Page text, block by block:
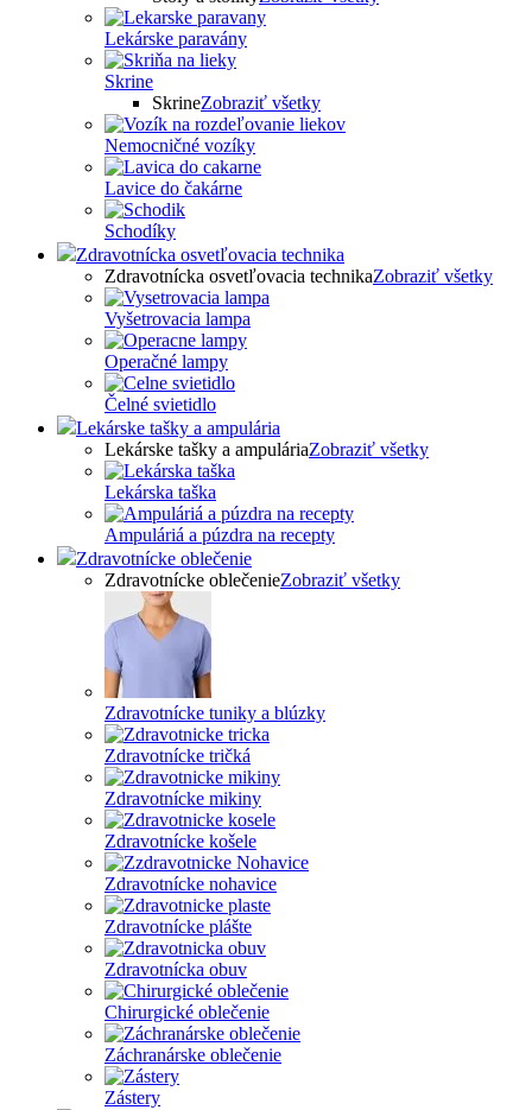
Lekárske paravány
Skrine
SkrineZobraziť všetky
Nemocničné vozíky
Lavice do čakárne
Schodíky
Zdravotnícka osvetľovacia technika
Zdravotnícka osvetľovacia technikaZobraziť všetky
Vyšetrovacia lampa
Operačné lampy
Čelné svietidlo
Lekárske tašky a ampulária
Lekárske tašky a ampuláriaZobraziť všetky
Lekárska taška
Ampuláriá a púzdra na recepty
Zdravotnícke oblečenie
Zdravotnícke oblečenieZobraziť všetky
Zdravotnícke tuniky a blúzky
Zdravotnícke tričká
Zdravotnícke mikiny
Zdravotnícke košele
Zdravotnícke nohavice
Zdravotnícke plášte
Zdravotnícka obuv
Chirurgické oblečenie
Záchranárske oblečenie
Zástery